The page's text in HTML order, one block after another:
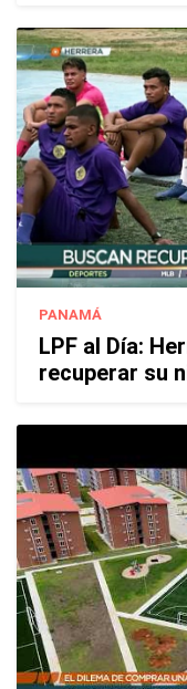
PANAMÁ
LPF al Día:
recuperar su